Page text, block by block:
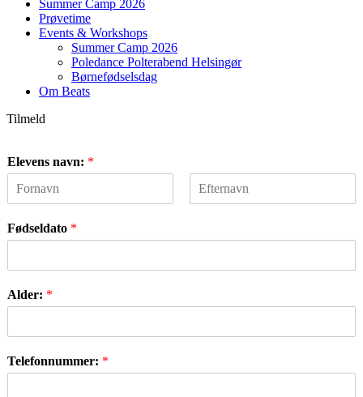
Summer Camp 2026
Prøvetime
Events & Workshops
Summer Camp 2026
Poledance Polterabend Helsingør
Børnefødselsdag
Om Beats
Tilmeld
Elevens navn: *
i
r
Fødseldato *
Alder: *
Telefonnummer: *